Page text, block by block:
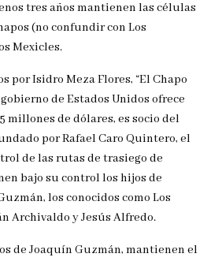
tres años mantienen las células
(no confundir con Los
Mexicles.
por Isidro Meza Flores, “El Chapo
de Estados Unidos ofrece
millones de dólares, es socio del
por Rafael Caro Quintero, el
de las rutas de trasiego de
bajo su control los hijos de
los conocidos como Los
Archivaldo y Jesús Alfredo.
de Joaquín Guzmán, mantienen el